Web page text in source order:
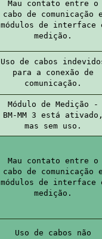
Mau contato entre o
cabo de comunicação
módulos de interface
medição.
Uso de cabos
para a conexão de
comunicação.
Módulo de Medição -
BM-MM 3 está
mas sem uso.
Mau contato entre o
cabo de comunicação
módulos de interface
medição.
Uso de cabos não